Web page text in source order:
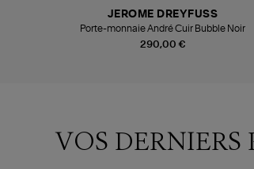
290,00 €
JEROME DREYFUSS
Porte-monnaie André Cuir Bubble Noir
VOS DERNIERS